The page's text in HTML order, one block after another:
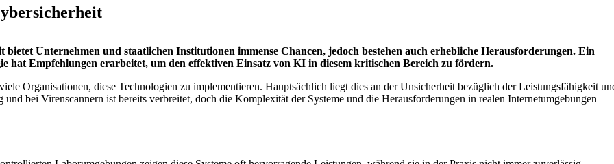
Unternehmen und staatlichen Institutionen immense Chancen, jedoch bestehen auch erhebliche Herausforderungen. Ein
Empfehlungen erarbeitet, um den effektiven Einsatz von KI in diesem kritischen Bereich zu fördern.
Organisationen, diese Technologien zu implementieren. Hauptsächlich liegt dies an der Unsicherheit bezüglich der Leistungsfähigkeit
bei Virenscannern ist bereits verbreitet, doch die Komplexität der Systeme und die Herausforderungen in realen Internetumgebungen